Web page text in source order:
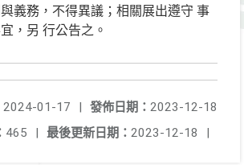
義務，不得異議；相關展出遵守 事
，另 行公告之。
發佈日期： 2023-12-18
2024-01-17
|
最後更新日期： 2023-12-18 |
465 |